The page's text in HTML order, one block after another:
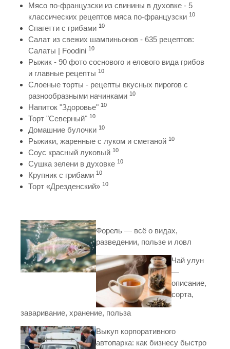
Мясо по-французски из свинины в духовке - 5
классических рецептов мяса по-французски 10
Спагетти с грибами 10
Салат из свежих шампиньонов - 635 рецептов:
Салаты | Foodini 10
Рыжик - 90 фото соснового и елового вида грибов
и главные рецепты 10
Слоеные торты - рецепты вкусных пирогов с
разнообразными начинками 10
Напиток "Здоровье" 10
Торт "Северный" 10
Домашние булочки 10
Рыжики, жаренные с луком и сметаной 10
Соус красный луковый 10
Сушка зелени в духовке 10
Крупник с грибами 10
Торт «Дрезденский» 10
Форель — всё о видах,
разведении, пользе и ловл
Чай улун
—
описание,
сорта,
заваривание, хранение, польза
Выкуп корпоративного
автопарка: как бизнесу быстро